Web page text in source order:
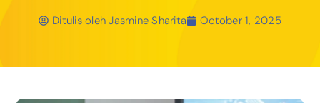
Ditulis oleh Jasmine Sharita October 1, 2025